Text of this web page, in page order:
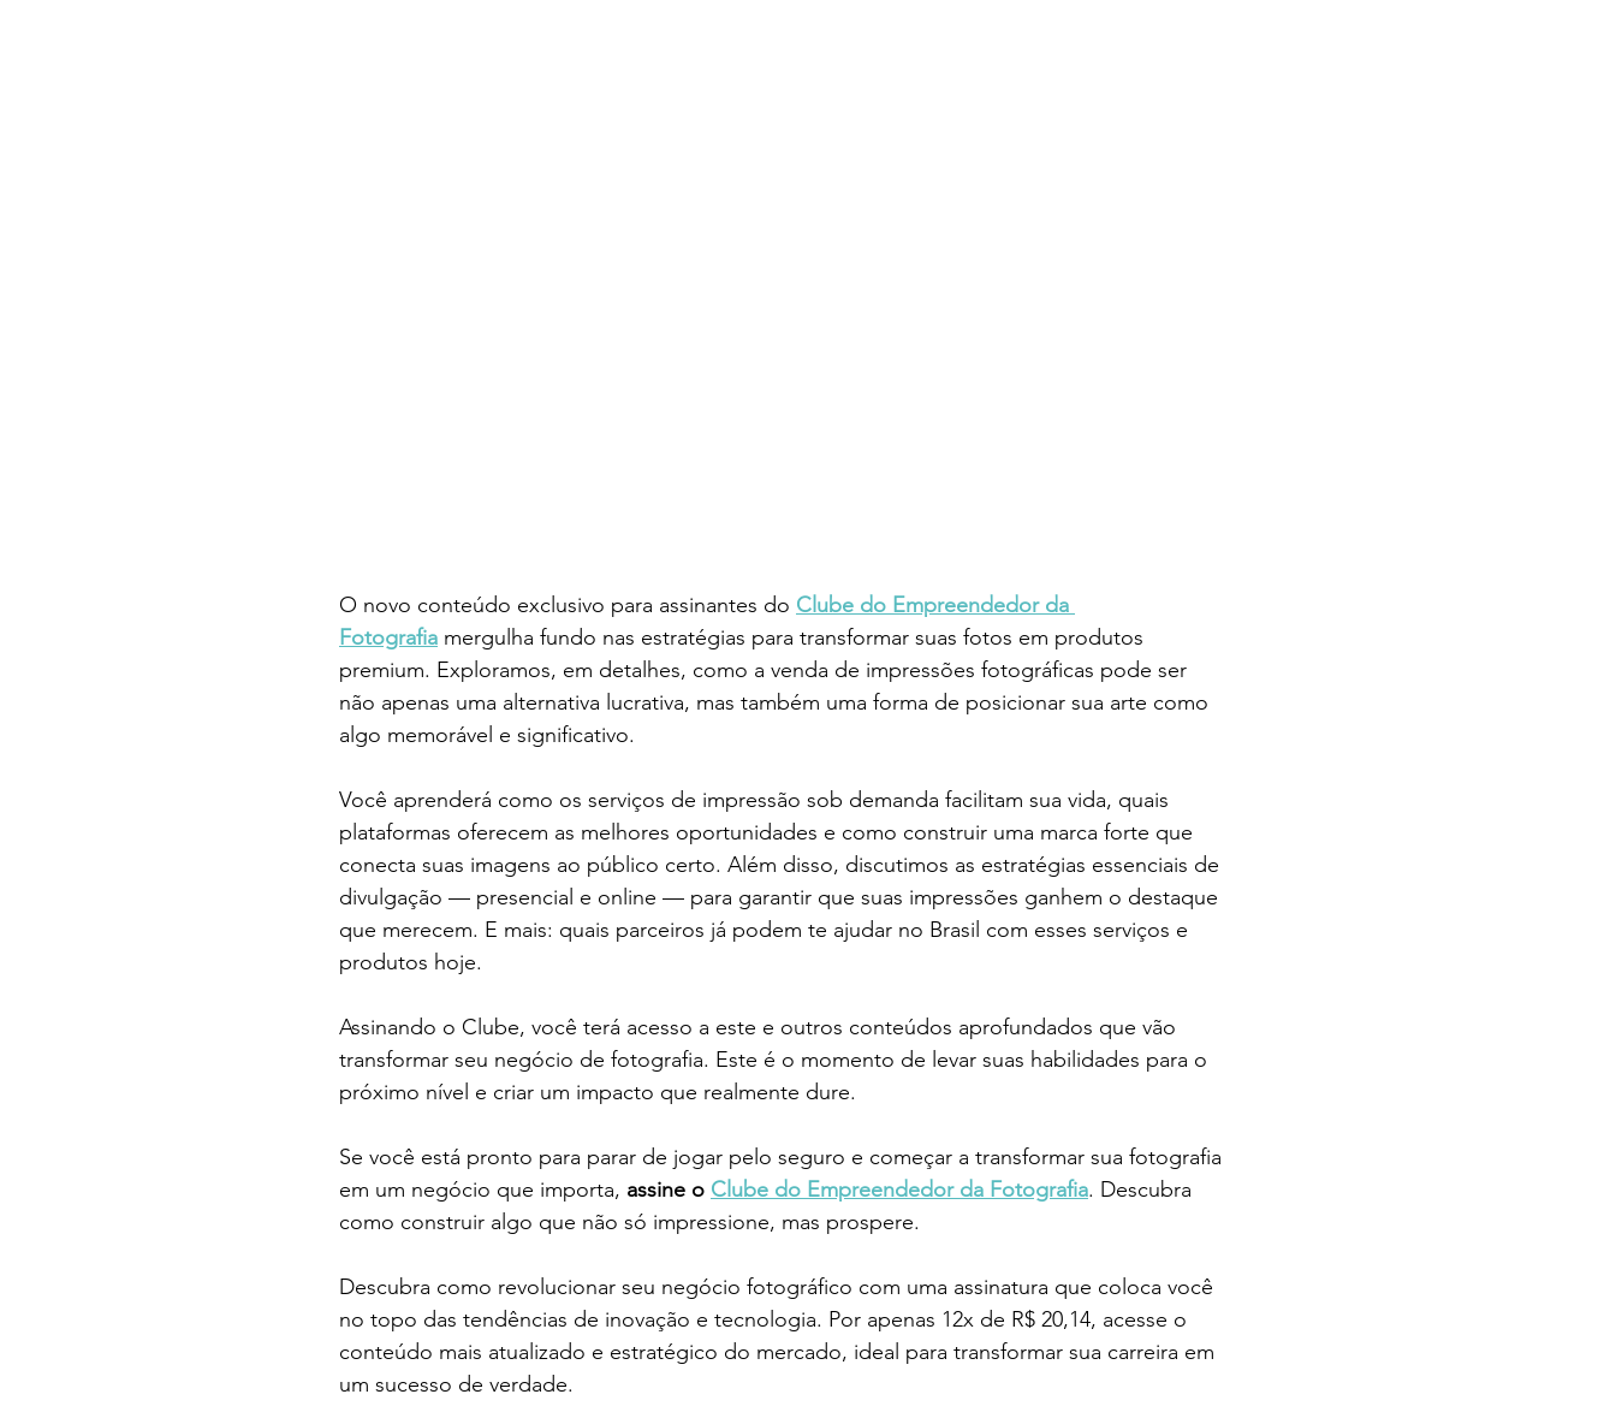
O novo conteúdo exclusivo para assinantes do Clube do Empreendedor da
Fotografia mergulha fundo nas estratégias para transformar suas fotos em produtos
premium. Exploramos, em detalhes, como a venda de impressões fotográficas pode ser
não apenas uma alternativa lucrativa, mas também uma forma de posicionar sua arte como
algo memorável e significativo.
Você aprenderá como os serviços de impressão sob demanda facilitam sua vida, quais
plataformas oferecem as melhores oportunidades e como construir uma marca forte que
conecta suas imagens ao público certo. Além disso, discutimos as estratégias essenciais de
divulgação — presencial e online — para garantir que suas impressões ganhem o destaque
que merecem. E mais: quais parceiros já podem te ajudar no Brasil com esses serviços e
produtos hoje.
Assinando o Clube, você terá acesso a este e outros conteúdos aprofundados que vão
transformar seu negócio de fotografia. Este é o momento de levar suas habilidades para o
próximo nível e criar um impacto que realmente dure.
Se você está pronto para parar de jogar pelo seguro e começar a transformar sua fotografia
em um negócio que importa, assine o Clube do Empreendedor da Fotografia. Descubra
como construir algo que não só impressione, mas prospere.
Descubra como revolucionar seu negócio fotográfico com uma assinatura que coloca você
no topo das tendências de inovação e tecnologia. Por apenas 12x de R$ 20,14, acesse o
conteúdo mais atualizado e estratégico do mercado, ideal para transformar sua carreira em
um sucesso de verdade.